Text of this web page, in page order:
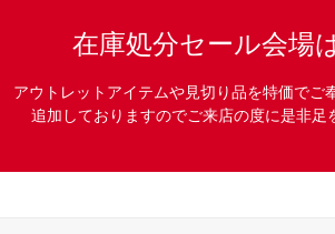
在庫処分セール会場
アウトレットアイテムや見切り品を特価でご
追加しておりますのでご来店の度に是非足